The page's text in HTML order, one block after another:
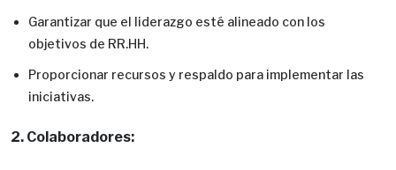
Garantizar que el liderazgo esté alineado con los
objetivos de RR.HH.
Proporcionar recursos y respaldo para implementar las
iniciativas.
2. Colaboradores: